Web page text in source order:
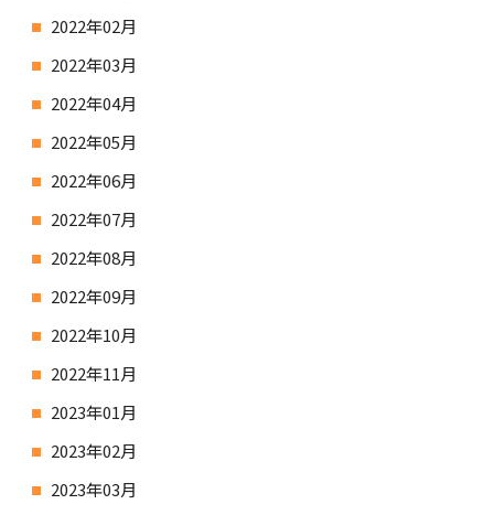
2022年02月
2022年03月
2022年04月
2022年05月
2022年06月
2022年07月
2022年08月
2022年09月
2022年10月
2022年11月
2023年01月
2023年02月
2023年03月